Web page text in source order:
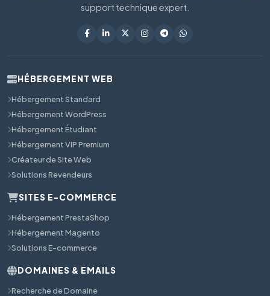
support technique expert.
HÉBERGEMENT WEB
Hébergement Standard
Hébergement WordPress
Hébergement Étudiant
Hébergement VIP Premium
Créateur de Site Web
Solutions Revendeurs
SITES E-COMMERCE
Hébergement PrestaShop
Hébergement Magento
Solutions E-commerce
DOMAINES & EMAILS
Recherche de Domaine